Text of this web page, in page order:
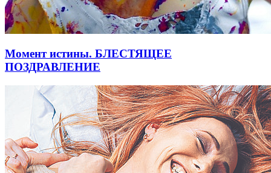
Момент истины. БЛЕСТЯЩЕЕ
ПОЗДРАВЛЕНИЕ